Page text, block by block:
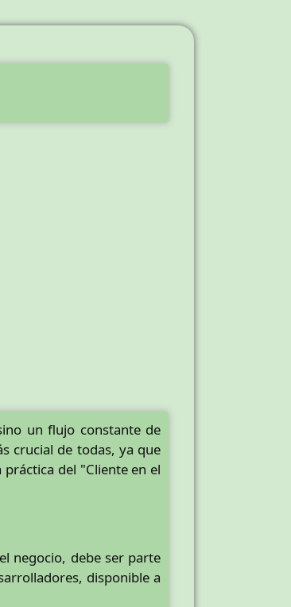
un flujo constante de
crucial de todas, ya que
del "Cliente en el
negocio, debe ser parte
disponible a